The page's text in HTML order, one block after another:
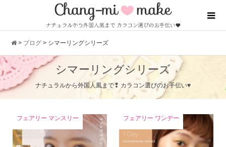
> ブログ > シマーリングシリーズ
シマーリングシリーズ
ナチュラルから外国人風まで❢ カラコン選びのお手伝い♥
フェアリー マンスリー フェアリー ワンデー